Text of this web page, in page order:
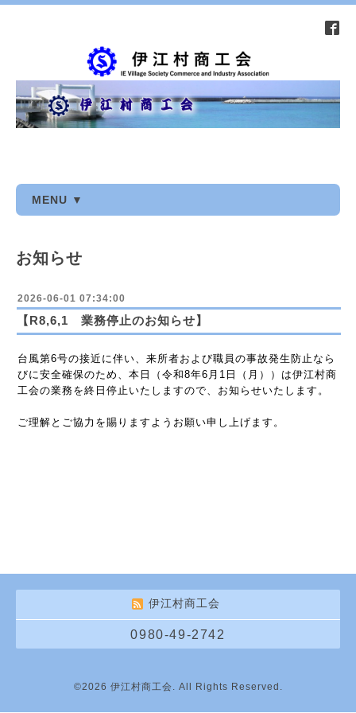
MENU ▼
お知らせ
2026-06-01 07:34:00
【R8,6,1 業務停止のお知らせ】
台風第6号の接近に伴い、来所者および職員の事故発生防止なら
びに安全確保のため、本日（令和8年6月1日（月））は伊江村商
工会の業務を終日停止いたしますので、お知らせいたします。
ご理解とご協力を賜りますようお願い申し上げます。
伊江村商工会
0980-49-2742
©2026 伊江村商工会. All Rights Reserved.